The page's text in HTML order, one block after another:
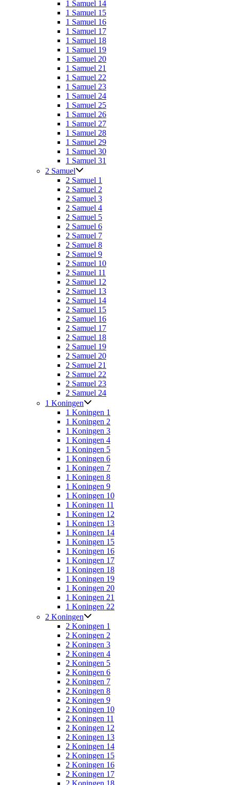
1 Samuel 14
1 Samuel 15
1 Samuel 16
1 Samuel 17
1 Samuel 18
1 Samuel 19
1 Samuel 20
1 Samuel 21
1 Samuel 22
1 Samuel 23
1 Samuel 24
1 Samuel 25
1 Samuel 26
1 Samuel 27
1 Samuel 28
1 Samuel 29
1 Samuel 30
1 Samuel 31
2 Samuel
2 Samuel 1
2 Samuel 2
2 Samuel 3
2 Samuel 4
2 Samuel 5
2 Samuel 6
2 Samuel 7
2 Samuel 8
2 Samuel 9
2 Samuel 10
2 Samuel 11
2 Samuel 12
2 Samuel 13
2 Samuel 14
2 Samuel 15
2 Samuel 16
2 Samuel 17
2 Samuel 18
2 Samuel 19
2 Samuel 20
2 Samuel 21
2 Samuel 22
2 Samuel 23
2 Samuel 24
1 Koningen
1 Koningen 1
1 Koningen 2
1 Koningen 3
1 Koningen 4
1 Koningen 5
1 Koningen 6
1 Koningen 7
1 Koningen 8
1 Koningen 9
1 Koningen 10
1 Koningen 11
1 Koningen 12
1 Koningen 13
1 Koningen 14
1 Koningen 15
1 Koningen 16
1 Koningen 17
1 Koningen 18
1 Koningen 19
1 Koningen 20
1 Koningen 21
1 Koningen 22
2 Koningen
2 Koningen 1
2 Koningen 2
2 Koningen 3
2 Koningen 4
2 Koningen 5
2 Koningen 6
2 Koningen 7
2 Koningen 8
2 Koningen 9
2 Koningen 10
2 Koningen 11
2 Koningen 12
2 Koningen 13
2 Koningen 14
2 Koningen 15
2 Koningen 16
2 Koningen 17
2 Koningen 18